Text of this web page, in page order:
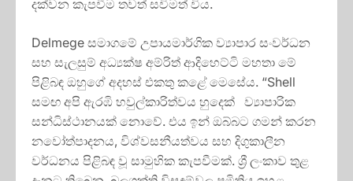
දක්වන කැපවීම තවත් සවිමත් විය.
Delmege සමාගමේ උපායමාර්ගික ව්‍යාපාර සංවර්ධන
සහ සැලසුම් අධ්‍යක්ෂ අම්රිත් ආදිහෙට්ටි මහතා මේ
පිළිබඳ ඔහුගේ අදහස් එකතු කළේ මෙසේය. “Shell
සමඟ අපි ඇරඹි හවුල්කාරිත්වය හුදෙක් ව්‍යාපාරික
සන්ධිස්ථානයක් නොවේ. එය ඉන් ඔබ්බට ගමන් කරන
නවෝත්පාදනය, විශ්වසනීයත්වය සහ දිගුකාලීන
වර්ධනය පිළිබඳ වූ සාමුහික කැපවීමක්. ශ්‍රී ලංකාව තුළ